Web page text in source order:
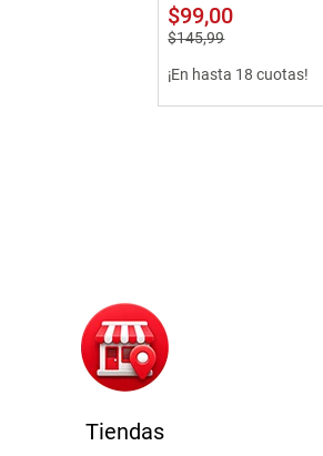
$99,00
$145,99
¡En hasta 18 cuotas!
Tiendas